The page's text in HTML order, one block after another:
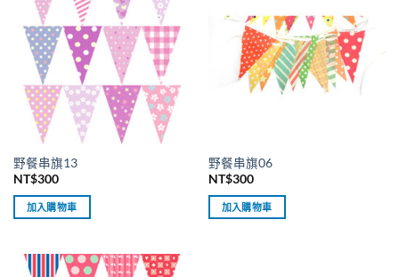
野餐串旗13
NT$300
加入購物車
野餐串旗06
NT$300
加入購物車